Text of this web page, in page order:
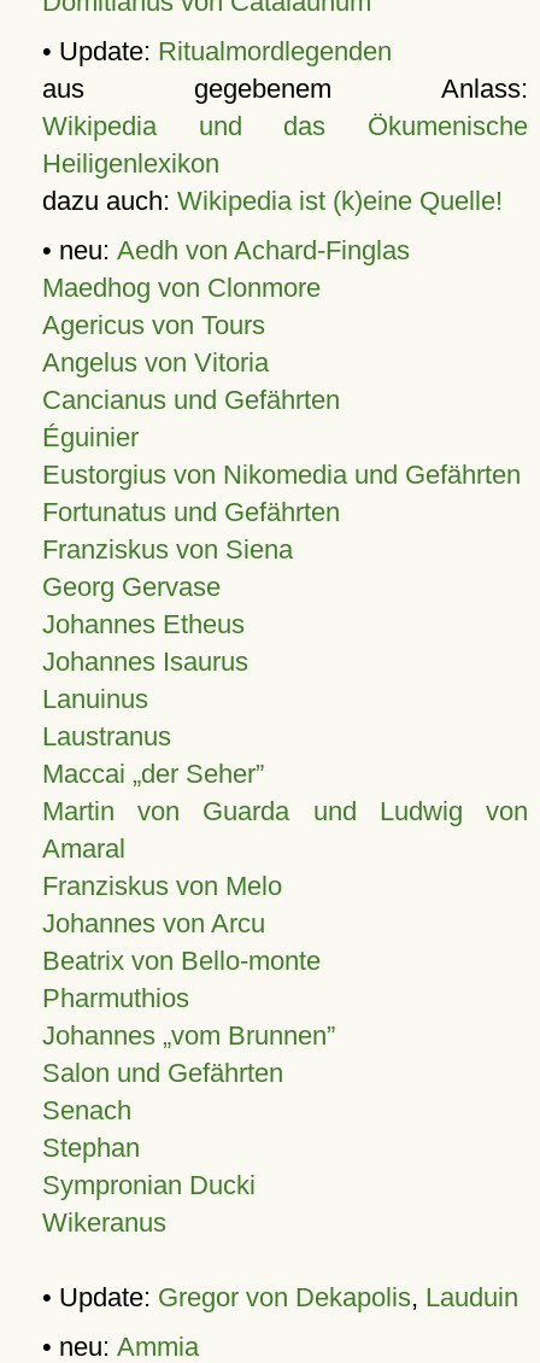
• Update: Ritualmordlegenden
aus gegebenem Anlass:
Wikipedia und das Ökumenische
Heiligenlexikon
dazu auch: Wikipedia ist (k)eine Quelle!
• neu: Aedh von Achard-Finglas
Maedhog von Clonmore
Agericus von Tours
Angelus von Vitoria
Cancianus und Gefährten
Éguinier
Eustorgius von Nikomedia und Gefährten
Fortunatus und Gefährten
Franziskus von Siena
Georg Gervase
Johannes Etheus
Johannes Isaurus
Lanuinus
Laustranus
Maccai „der Seher”
Martin von Guarda und Ludwig von
Amaral
Franziskus von Melo
Johannes von Arcu
Beatrix von Bello-monte
Pharmuthios
Johannes vom Brunnen
Salon und Gefährten
Senach
Stephan
Sympronian Ducki
Wikeranus
• Update: Gregor von Dekapolis, Lauduin
• neu: Ammia